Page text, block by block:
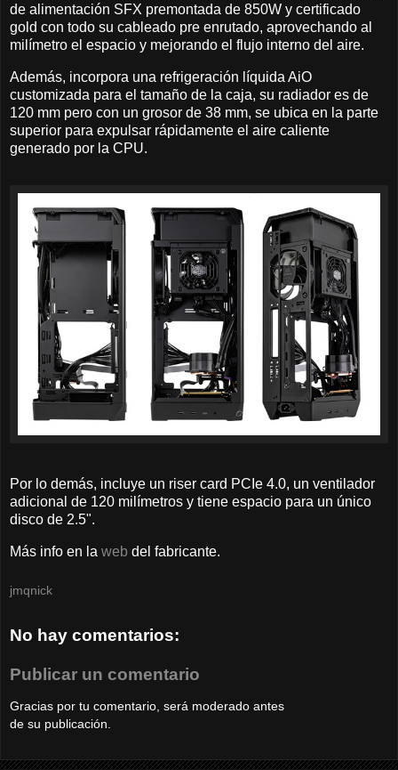
de alimentación SFX premontada de 850W y certificado
gold con todo su cableado pre enrutado, aprovechando al
milímetro el espacio y mejorando el flujo interno del aire.
Además, incorpora una refrigeración líquida AiO
customizada para el tamaño de la caja, su radiador es de
120 mm pero con un grosor de 38 mm, se ubica en la parte
superior para expulsar rápidamente el aire caliente
generado por la CPU.
Por lo demás, incluye un riser card PCIe 4.0, un ventilador
adicional de 120 milímetros y tiene espacio para un único
disco de 2.5".
Más info en la web del fabricante.
jmqnick
No hay comentarios:
Publicar un comentario
Gracias por tu comentario, será moderado antes
de su publicación.